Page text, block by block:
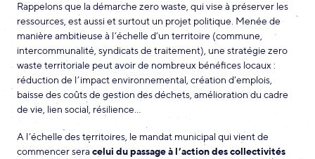
Rappelons que la démarche zero waste, qui vise à préserver les
ressources, est aussi et surtout un projet politique. Menée de
manière ambitieuse à l’échelle d’un territoire (commune,
intercommunalité, syndicats de traitement), une stratégie zero
waste territoriale peut avoir de nombreux bénéfices locaux :
réduction de l’impact environnemental, création d’emplois,
baisse des coûts de gestion des déchets, amélioration du cadre
de vie, lien social, résilience…
A l’échelle des territoires, le mandat municipal qui vient de
commencer seracelui du passage à l’action des collectivités